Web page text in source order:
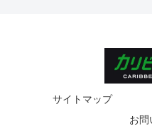
サイトマップ
お問